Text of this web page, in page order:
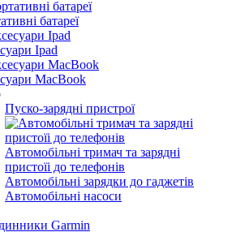
батареї
Ipad
MacBook
Пуско-зарядні пристрої
Автомобільні тримач та зарядні
пристоїі до телефонів
Автомобільні зарядки до гаджетів
Автомобільні насоси